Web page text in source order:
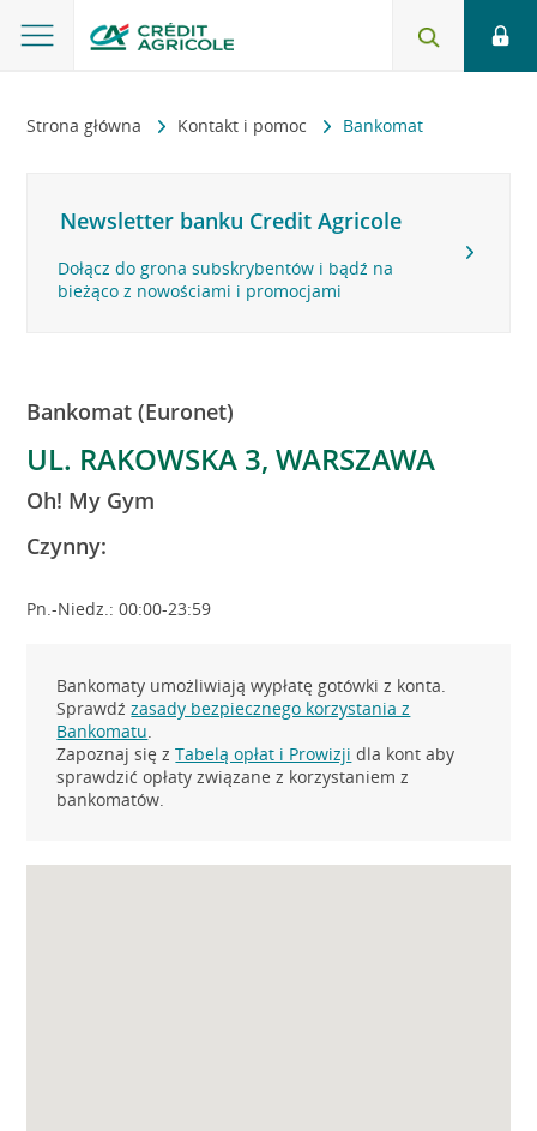
Strona główna Kontakt i pomoc Bankomat
Newsletter banku Credit Agricole
Dołącz do grona subskrybentów i bądź na
bieżąco z nowościami i promocjami
Bankomat (Euronet)
UL. RAKOWSKA 3, WARSZAWA
Oh! My Gym
Czynny:
Pn.-Niedz.: 00:00-23:59
Bankomaty umożliwiają wypłatę gotówki z konta.
Sprawdźzasady bezpiecznego korzystania z
Bankomatu.
Zapoznaj się zTabelą opłat i Prowizji dla kont aby
sprawdzić opłaty związane z korzystaniem z
bankomatów.